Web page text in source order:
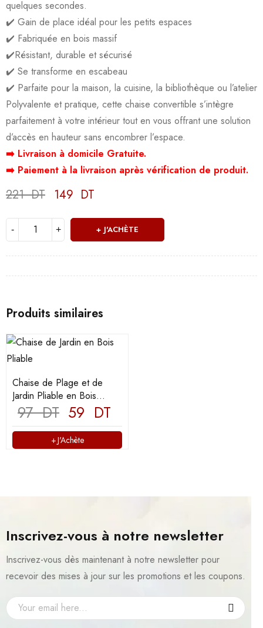
quelques secondes.
✔️ Gain de place idéal pour les petits espaces
✔️ Fabriquée en bois massif
✔️Résistant, durable et sécurisé
✔️ Se transforme en escabeau
✔️ Parfaite pour la maison, la cuisine, la bibliothèque ou l’atelier
Polyvalente et pratique, cette chaise convertible s’intègre
parfaitement à votre intérieur tout en vous offrant une solution
d’accès en hauteur sans encombrer l’espace.
➡️ Livraison à domicile Gratuite.
➡️ Paiement à la livraison après vérification de produit.
221DT 149 DT
J'ACHÈTE
Produits similaires
Chaise de Plage et de
Jardin Pliable en Bois
Massif Naturel
97DT 59 DT
J'Achète
Inscrivez-vous à notre newsletter
Inscrivez-vous dès maintenant à notre newsletter pour
recevoir des mises à jour sur les promotions et les coupons.